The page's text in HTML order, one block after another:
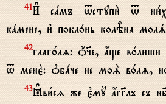
41И# сaмъ tступи2 t
кaмене, и3 покл0нь колBна
42глаг0лz: џ§е, ѓще в0лиши
t менє2: nбaче не моS в0лz,
43Kви1сz же є3мY ѓгGлъ съ